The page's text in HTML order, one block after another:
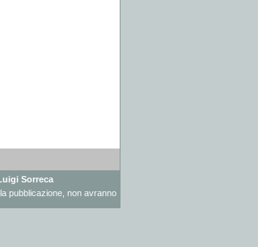
Sorreca
pubblicazione, non avranno